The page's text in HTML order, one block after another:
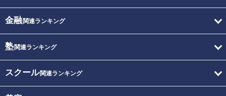
金融関連ランキング
塾関連ランキング
スクール関連ランキング